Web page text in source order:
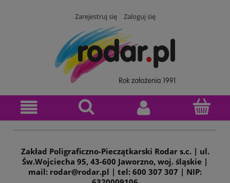
Zarejestruj się Zaloguj się
Zakład Poligraficzno-Pieczątkarski Rodar s.c. | ul.
Św.Wojciecha 95, 43-600 Jaworzno, woj. śląskie |
mail: rodar@rodar.pl | tel: 600 307 307 | NIP: